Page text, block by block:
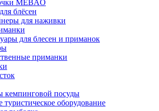
MEBAO
блёсен
для наживки
для блесен и приманок
приманки
кемпинговой посуды
туристическое оборудование